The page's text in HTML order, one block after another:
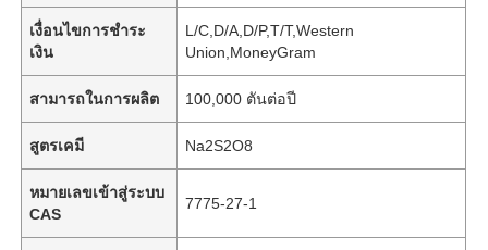
เงื่อนไขการชำระ
เงิน
L/C,D/A,D/P,T/T,Western
Union,MoneyGram
สามารถในการผลิต 100,000 ตันต่อปี
สูตรเคมี Na2S2O8
หมายเลขเข้าสู่ระบบ
CAS
7775-27-1